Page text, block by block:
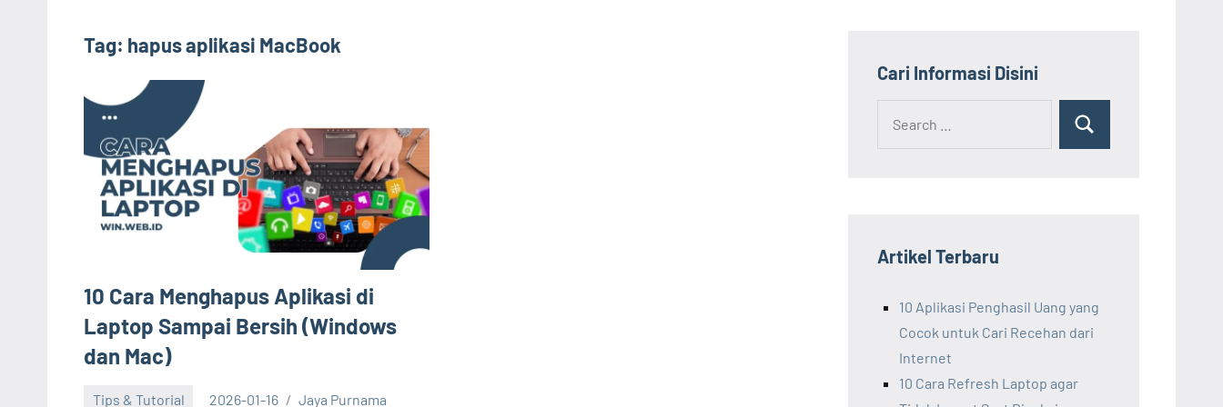
Tag: hapus aplikasi MacBook
10 Cara Menghapus Aplikasi di
Laptop Sampai Bersih (Windows
dan Mac)
Tips & Tutorial 2026-01-16 Jaya Purnama
Cari Informasi Disini
Search
Artikel Terbaru
10 Aplikasi Penghasil Uang yang
Cocok untuk Cari Recehan dari
Internet
10 Cara Refresh Laptop agar